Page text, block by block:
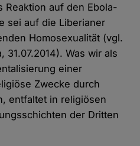
Reaktion auf den Ebola-
sei auf die Liberianer
Homosexualität (vgl.
31.07.2014). Was wir als
einer
Zwecke durch
entfaltet in religiösen
der Dritten